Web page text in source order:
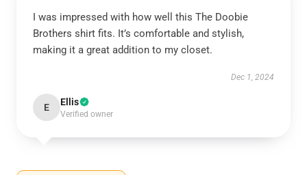
I was impressed with how well this The Doobie
Brothers shirt fits. It’s comfortable and stylish,
making it a great addition to my closet.
Dec 1, 2024
E Ellis
Verified owner